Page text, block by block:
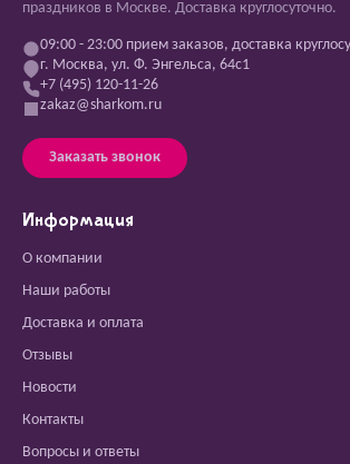
праздников в Москве. Доставка круглосуточно.
09:00 - 23:00 прием заказов, доставка
г. Москва, ул. Ф. Энгельса, 64с1
+7 (495) 120-11-26
zakaz@sharkom.ru
Заказать звонок
Информация
О компании
Наши работы
Доставка и оплата
Отзывы
Новости
Контакты
Вопросы и ответы